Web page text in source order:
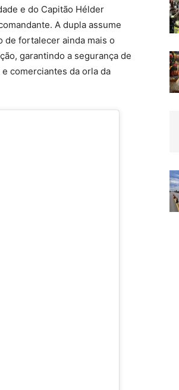
e do Capitão Hélder
A dupla assume
de fortalecer ainda mais o
garantindo a segurança de
comerciantes da orla da